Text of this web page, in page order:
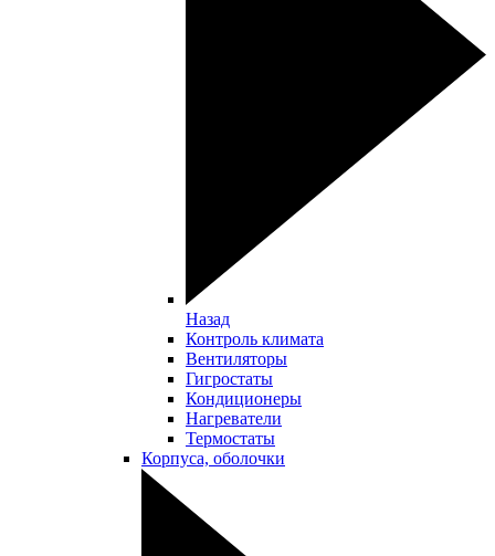
Назад
Контроль климата
Вентиляторы
Гигростаты
Кондиционеры
Нагреватели
Термостаты
Корпуса, оболочки